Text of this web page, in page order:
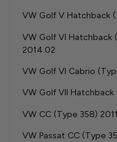
VW Golf V Hatchback
VW Golf VI Hatchback
2014.02
VW Golf VI Cabrio
VW Golf VII
VW CC (Type 358)
VW Passat CC (Type